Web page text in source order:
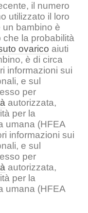
il numero
utilizzato il loro
bambino è
la probabilità
ovarico aiuti
è di circa
informazioni sui
e sul
per
autorizzata,
per la
umana (HFEA
informazioni sui
e sul
per
autorizzata,
per la
umana (HFEA